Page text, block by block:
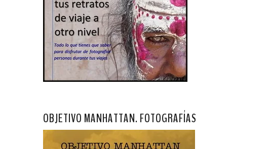
OBJETIVO MANHATTAN. FOTOGRAFÍAS